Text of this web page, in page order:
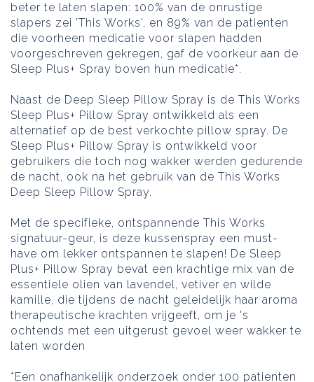
beter te laten slapen: 100% van de onrustige
slapers zei 'This Works', en 89% van de patienten
die voorheen medicatie voor slapen hadden
voorgeschreven gekregen, gaf de voorkeur aan de
Sleep Plus+ Spray boven hun medicatie*.
Naast de Deep Sleep Pillow Spray is de This Works
Sleep Plus+ Pillow Spray ontwikkeld als een
alternatief op de best verkochte pillow spray. De
Sleep Plus+ Pillow Spray is ontwikkeld voor
gebruikers die toch nog wakker werden gedurende
de nacht, ook na het gebruik van de This Works
Deep Sleep Pillow Spray.
Met de specifieke, ontspannende This Works
signatuur-geur, is deze kussenspray een must-
have om lekker ontspannen te slapen! De Sleep
Plus+ Pillow Spray bevat een krachtige mix van de
essentiele olien van lavendel, vetiver en wilde
kamille, die tijdens de nacht geleidelijk haar aroma
therapeutische krachten vrijgeeft, om je 's
ochtends met een uitgerust gevoel weer wakker te
laten worden
*Een onafhankelijk onderzoek onder 100 patienten